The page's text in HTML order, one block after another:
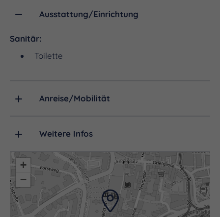
private Feiern für ein abwechslungsreiches
Ausstattung/Einrichtung
Sanitär:
Toilette
Anreise/Mobilität
Weitere Infos
+
−